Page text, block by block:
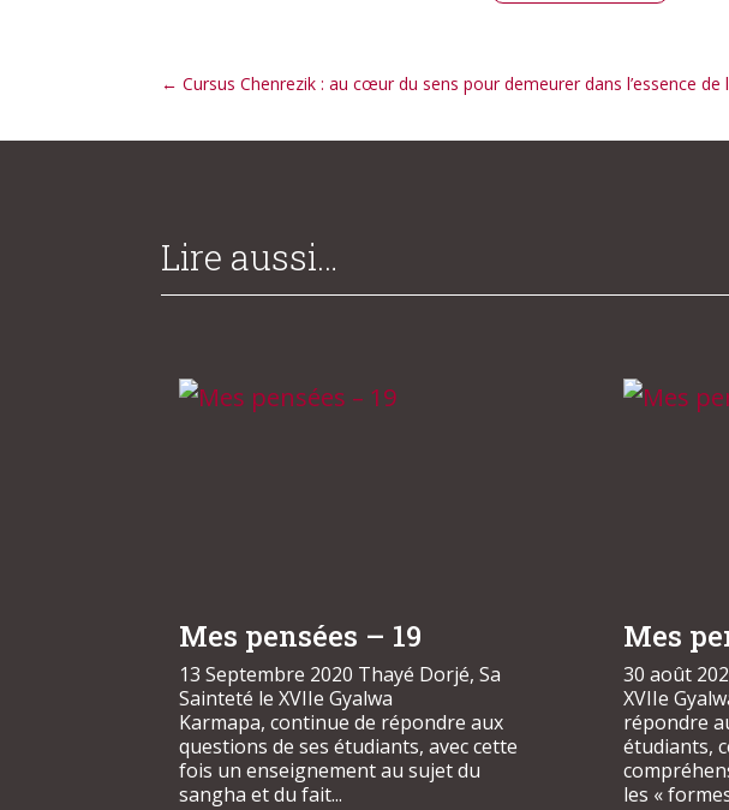
←Cursus Chenrezik : au cœur du sens pour demeurer dans l’essence de
Lire aussi…
Mes pensées – 19
13 Septembre 2020 Thayé Dorjé, Sa
Sainteté le XVIIe Gyalwa
Karmapa, continue de répondre aux
questions de ses étudiants, avec cette
fois un enseignement au sujet du
sangha et du fait...
Mes
30 août
XVIIe
répondre
étudiants,
les «